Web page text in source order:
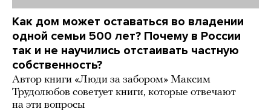
Как дом может оставаться во владении
одной семьи 500 лет? Почему в России
так и не научились отстаивать частную
собственность?
Автор книги «Люди за забором» Максим
Трудолюбов советует книги, которые отвечают
на эти вопросы